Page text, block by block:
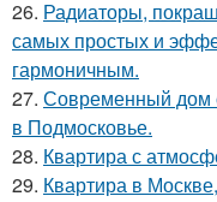
26. Радиаторы,
самых простых и
гармоничным.
27. Современный дом
в Подмосковье.
28. Квартира с
29. Квартира в